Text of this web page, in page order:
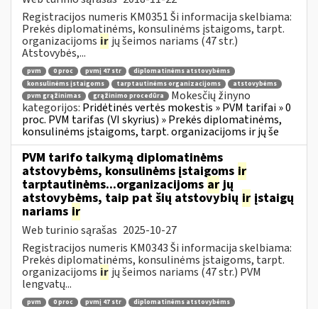
Registracijos numeris KM0351 Ši informacija skelbiama:
Prekės diplomatinėms, konsulinėms įstaigoms, tarpt.
organizacijoms ir jų šeimos nariams (47 str.)
Atstovybės,...
pvm 0 proc pvmį 47 str
diplomatinėms atstovybėms
konsulinėms įstaigoms
tarptautinėms organizacijoms
atstovybėms
pvm grąžinimas
grąžinimo procedūra
Mokesčių žinyno
kategorijos: Pridėtinės vertės mokestis » PVM tarifai » 0
proc. PVM tarifas (VI skyrius) » Prekės diplomatinėms,
konsulinėms įstaigoms, tarpt. organizacijoms ir jų še
PVM tarifo taikymą diplomatinėms
atstovybėms, konsulinėms įstaigoms ir
tarptautinėms...organizacijoms arjų
atstovybėms, taip pat šių atstovybių ir įstaigų
nariams ir
Web turinio sąrašas 2025-10-27
Registracijos numeris KM0343 Ši informacija skelbiama:
Prekės diplomatinėms, konsulinėms įstaigoms, tarpt.
organizacijoms ir jų šeimos nariams (47 str.) PVM
lengvatų...
pvm 0 proc pvmį 47 str
diplomatinėms atstovybėms